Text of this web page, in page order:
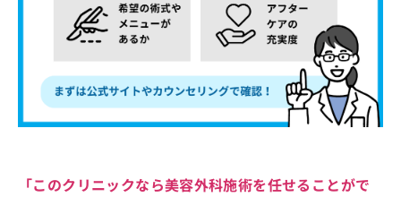
「このクリニックなら美容外科施術を任せることがで